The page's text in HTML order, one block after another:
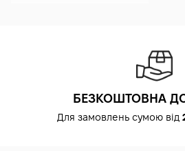
БЕЗКОШТОВНА
Для замовлень сумою від